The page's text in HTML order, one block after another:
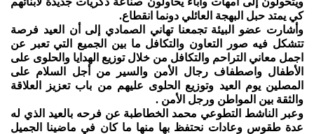
كي يمتد حبل البهجة العائلي دونما انقطاع.
وأشارت عضو البيئة تجمعنا تهاني الصمادي إلى أن العيد فرصة
تتشكل فيه صور التعاون والتكافل ما بين الجميع التي تعبر عن
اجمل معاني التراحم والتكافل من خلال توزيع الهدايا والحلوى على
الأطفال واصطفاف رجال الأمن والسير من أجل السلام على
المصلين يوم العيد وتوزيع الحلوى عليهم من باب تعزيز العلاقة
والثقة بين المواطن ورجل الأمن .
وعبر الناشط التطوعي محمد الخطاطبة عن فرحه بالعيد الذي له
عدة طقوس وعادات نحتفظ بها منها ما كان في ماضينا الجميل